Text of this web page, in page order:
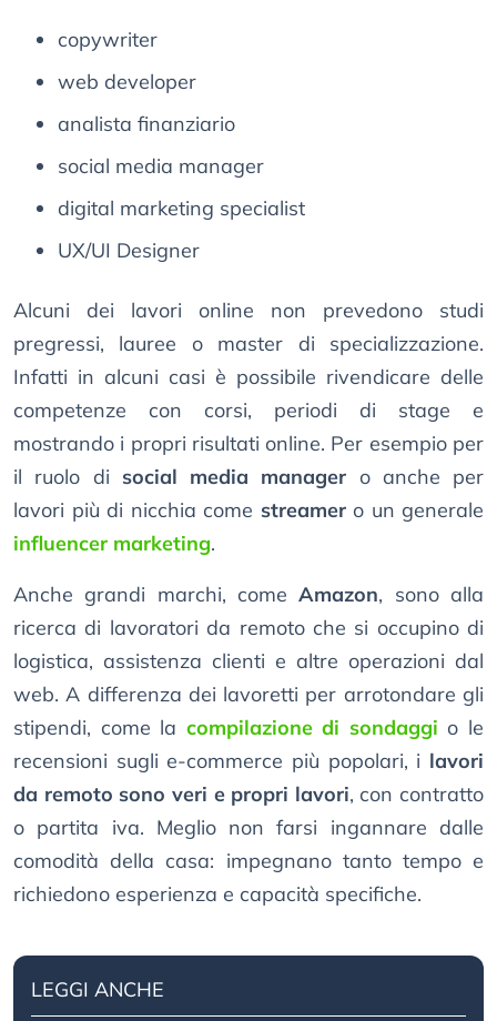
copywriter
web developer
analista finanziario
social media manager
digital marketing specialist
UX/UI Designer
Alcuni dei lavori online non prevedono studi
pregressi, lauree o master di specializzazione.
Infatti in alcuni casi è possibile rivendicare delle
competenze con corsi, periodi di stage e
mostrando i propri risultati online. Per esempio per
il ruolo di social media manager o anche per
lavori più di nicchia come streamero un generale
influencer marketing.
Anche grandi marchi, comeAmazon, sono alla
ricerca di lavoratori da remoto che si occupino di
logistica, assistenza clienti e altre operazioni dal
web. A differenza dei lavoretti per arrotondare gli
stipendi, come la compilazione di sondaggi o le
recensioni sugli e-commerce più popolari, i lavori
da remoto sono veri e propri lavori, con contratto
o partita iva. Meglio non farsi ingannare dalle
comodità della casa: impegnano tanto tempo e
richiedono esperienza e capacità specifiche.
LEGGI ANCHE